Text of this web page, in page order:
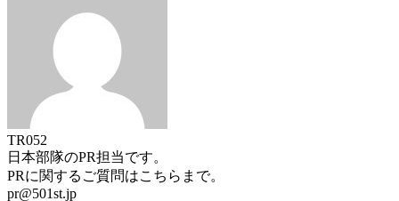
TR052
日本部隊のPR担当です。
PRに関するご質問はこちらまで。
pr@501st.jp